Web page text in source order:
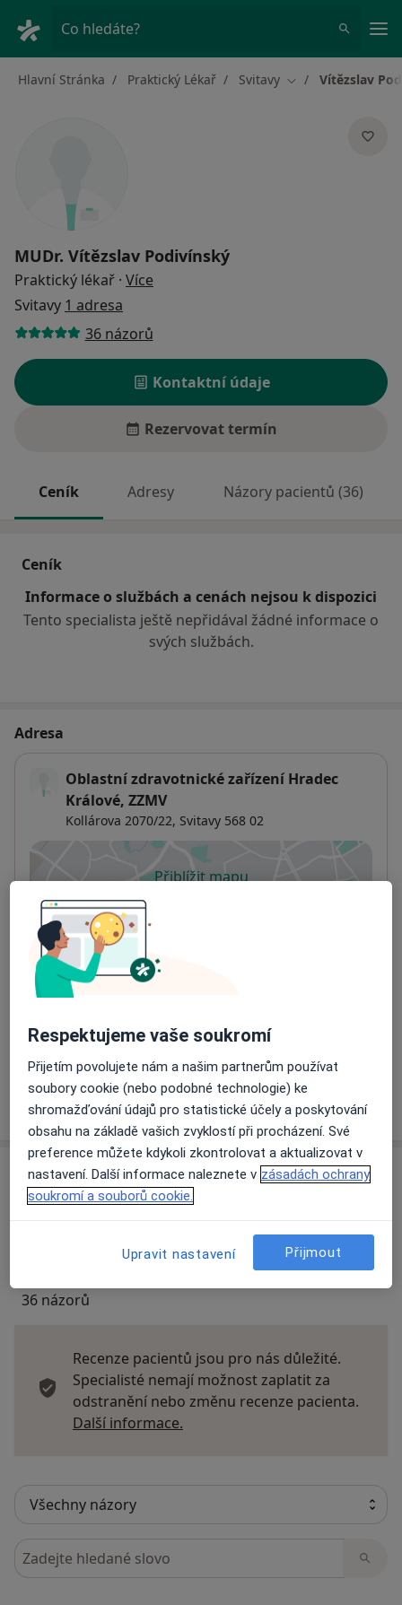
Co hledáte?
Hlavní Stránka Praktický Lékař Svitavy Změna města
Vítězslav
MUDr. Vítězslav Podivínský
Praktický lékař · Více
Svitavy 1 adresa
36 názorů
Kontaktní údaje
Rezervovat termín
Ceník Adresy Názory pacientů (36)
Ceník
Informace o službách a cenách nejsou k dispozici
Tento specialista ještě nepřidával žádné informace o
svých službách.
Adresa
Oblastní zdravotnické zařízení Hradec
Králové, ZZMV
Kollárova 2070/22, Svitavy 568 02
Přiblížit mapuse otevře v nové záložce
Dostupnost
Na této adrese online kalendář není aktivní
Co mám v takové situaci udělat?
Na teto adrese lékař přijímá pacienty na pojišťovnu
Víceo adrese
Názory
36 názorů
Recenze pacientů jsou pro nás důležité.
Specialisté nemají možnost zaplatit za
odstranění nebo změnu recenze pacienta.
Další informace.
Hledejte v názorech
Respektujeme vaše soukromí
Přijetím povolujete nám a našim partnerům používat
soubory cookie (nebo podobné technologie) ke
shromažďování údajů pro statistické účely a poskytování
obsahu na základě vašich zvyklostí při procházení. Své
preference můžete kdykoli zkontrolovat a aktualizovat v
nastavení. Další informace naleznete v zásadách ochrany
soukromí a souborů cookie.
Upravit nastavení Přijmout